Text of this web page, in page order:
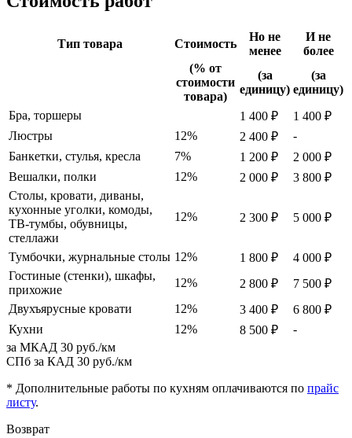
Тип товара Стоимость
Но не
менее
И не
более
(% от
стоимости
товара)
(за
единицу)
(за
единицу)
Бра, торшеры
1 400 ₽
1 400 ₽
Люстры
12% 2 400 ₽
-
Банкетки, стулья, кресла
7% 1 200 ₽
2 000 ₽
Вешалки, полки
12% 2 000 ₽
3 800 ₽
Столы, кровати, диваны,
кухонные уголки, комоды,
ТВ-тумбы, обувницы,
стеллажи
12% 2 300 ₽ 5 000 ₽
Тумбочки, журнальные столы 12% 1 800 ₽
4 000 ₽
Гостиные (стенки), шкафы,
прихожие
12% 2 800 ₽
7 500 ₽
Двухъярусные кровати
12% 3 400 ₽
6 800 ₽
Кухни
12% 8 500 ₽
-
за МКАД 30 руб./км
СПб за КАД 30 руб./км
* Дополнительные работы по кухням оплачиваются по прайс
листу.
Возврат